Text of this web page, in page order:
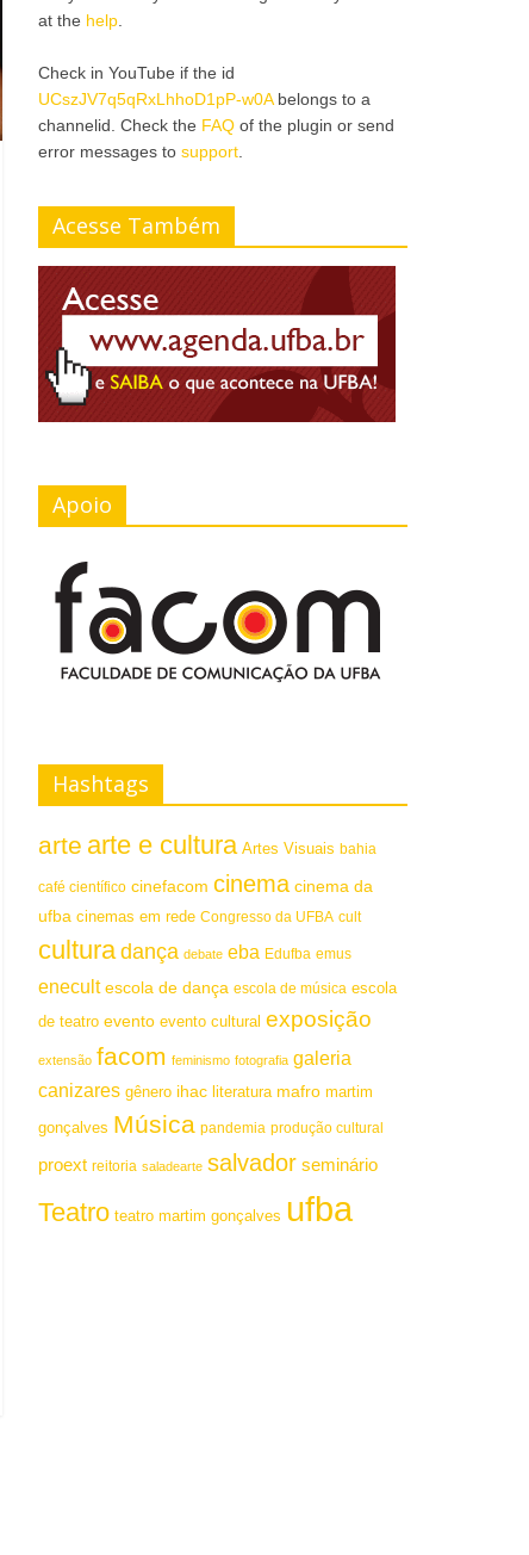
at the help
Check in YouTube if the id
UCszJV7q5qRxLhhoD1pP-w0Abelongs to a
channelid. Check the FAQ of the plugin or send
error messages to support
Acesse Também
Apoio
Hashtags
arte arte e cultura Artes Visuais bahia
café científico cinefacom cinema cinema da
ufba cinemas em rede Congresso da UFBA cult
cultura dança debate eba Edufba emus
enecult escola de dança escola de música escola
de teatro evento evento cultural exposição
extensão facom feminismo fotografia galeria
canizares gênero ihac literatura mafro martim
gonçalves Música pandemia produção cultural
proext reitoria saladearte salvador seminário
Teatro teatro martim gonçalves ufba